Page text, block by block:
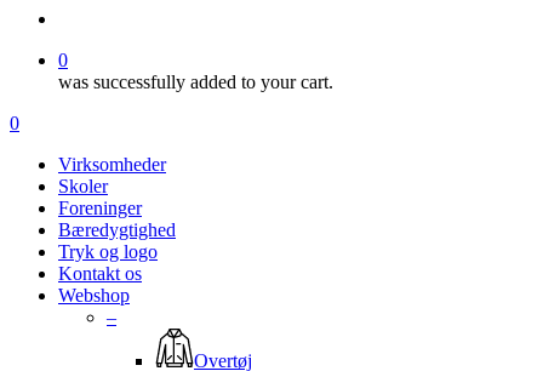
0
was successfully added to your cart.
Menu
search
account
0
Virksomheder
Skoler
Foreninger
Bæredygtighed
Tryk og logo
Kontakt os
Webshop
–
Overtøj